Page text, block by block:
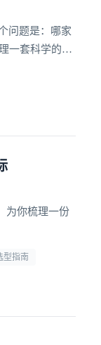
问题是：哪家
一套科学的选
为你梳理一份
型指南